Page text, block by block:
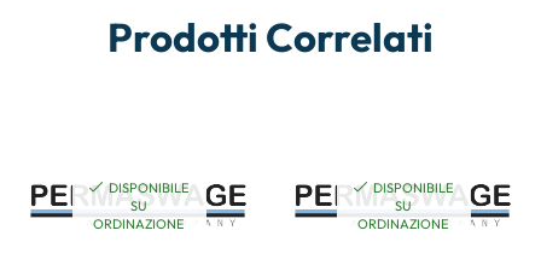
Prodotti Correlati
DISPONIBILE
SU
ORDINAZIONE
DISPONIBILE
SU
ORDINAZIONE